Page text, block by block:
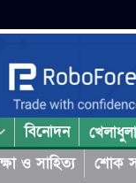
বিনোদন
ও সাহিত্য শোক